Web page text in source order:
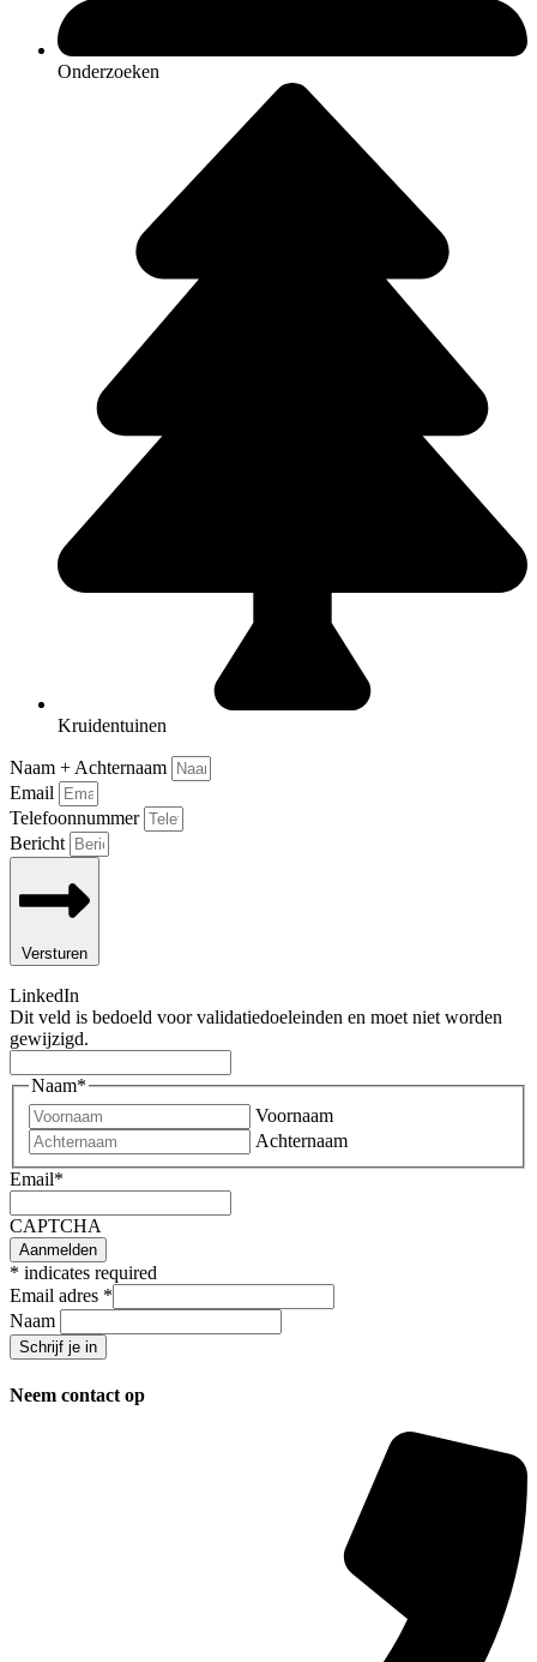
Onderzoeken
Kruidentuinen
Naam + Achternaam
Email
Telefoonnummer
Bericht
Versturen
LinkedIn
Dit veld is bedoeld voor validatiedoeleinden en moet niet worden
gewijzigd.
Naam*
Voornaam
Achternaam
Email*
CAPTCHA
* indicates required
Email adres *
Naam
Neem contact op